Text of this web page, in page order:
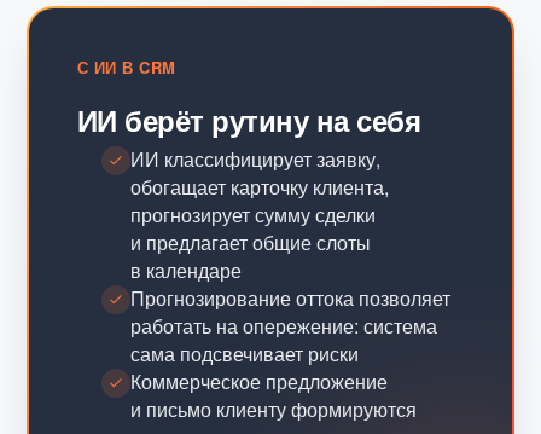
С ИИ В CRM
ИИ берёт рутину на себя
ИИ классифицирует заявку,
обогащает карточку клиента,
прогнозирует сумму сделки
и предлагает общие слоты
в календаре
Прогнозирование оттока позволяет
работать на опережение: система
сама подсвечивает риски
Коммерческое предложение
и письмо клиенту формируются